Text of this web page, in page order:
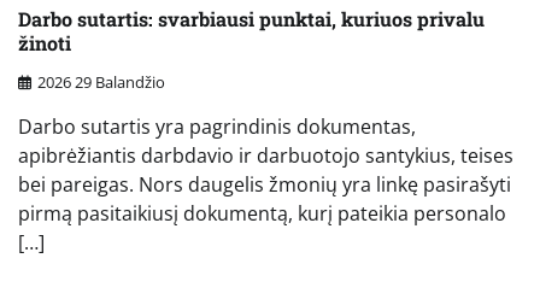
Darbo sutartis: svarbiausi punktai, kuriuos privalu
žinoti
2026 29 Balandžio
Darbo sutartis yra pagrindinis dokumentas,
apibrėžiantis darbdavio ir darbuotojo santykius, teises
bei pareigas. Nors daugelis žmonių yra linkę pasirašyti
pirmą pasitaikiusį dokumentą, kurį pateikia personalo
[…]